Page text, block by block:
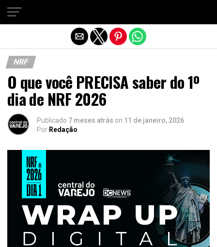
NRF
O que você PRECISA saber do 1º
dia de NRF 2026
Publicado 7 meses atrás on 11 de janeiro, 2026
Por Redação